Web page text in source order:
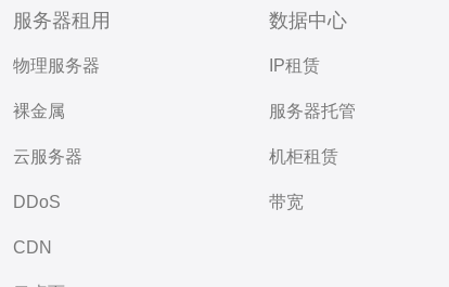
服务器租用
物理服务器
裸金属
云服务器
DDoS
CDN
数据中心
IP租赁
服务器托管
机柜租赁
带宽